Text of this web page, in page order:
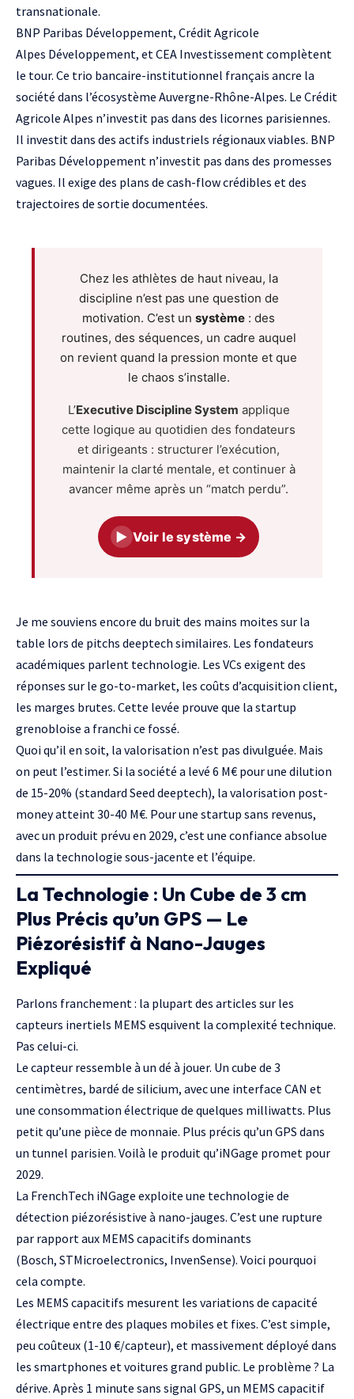
transnationale.
BNP Paribas Développement, Crédit Agricole
Alpes Développement, etCEA Investissement complètent
le tour. Ce trio bancaire-institutionnel français ancre la
société dans l’écosystème Auvergne-Rhône-Alpes. Le Crédit
Agricole Alpes n’investit pas dans des licornes parisiennes.
Il investit dans des actifs industriels régionaux viables. BNP
Paribas Développement n’investit pas dans des promesses
vagues. Il exige des plans de cash-flow crédibles et des
trajectoires de sortie documentées.
Chez les athlètes de haut niveau, la
discipline n’est pas une question de
motivation. C’est un système : des
routines, des séquences, un cadre auquel
on revient quand la pression monte et que
le chaos s’installe.
L’Executive Discipline System applique
cette logique au quotidien des fondateurs
et dirigeants : structurer l’exécution,
maintenir la clarté mentale, et continuer à
avancer même après un “match perdu”.
▶ Voir le système →
Je me souviens encore du bruit des mains moites sur la
table lors de pitchs deeptech similaires. Les fondateurs
académiques parlent technologie. Les VCs exigent des
réponses sur le go-to-market, les coûts d’acquisition client,
les marges brutes. Cette levée prouve que la startup
grenobloise a franchi ce fossé.
Quoi qu’il en soit, la valorisation n’est pas divulguée. Mais
on peut l’estimer. Si la société a levé 6 M€ pour une dilution
de 15-20% (standard Seed deeptech), la valorisation post-
money atteint 30-40 M€. Pour une startup sans revenus,
avec un produit prévu en 2029, c’est une confiance absolue
dans la technologie sous-jacente et l’équipe.
La Technologie : Un Cube de 3 cm
Plus Précis qu’un GPS — Le
Piézorésistif à Nano-Jauges
Expliqué
Parlons franchement : la plupart des articles sur les
capteurs inertiels MEMS esquivent la complexité technique.
Pas celui-ci.
Le capteur ressemble à un dé à jouer. Un cube de 3
centimètres, bardé de silicium, avec une interface CAN et
une consommation électrique de quelques milliwatts. Plus
petit qu’une pièce de monnaie. Plus précis qu’un GPS dans
un tunnel parisien. Voilà le produit qu’iNGage promet pour
2029.
La FrenchTech iNGage exploite une technologie de
détection piézorésistive à nano-jauges. C’est une rupture
par rapport aux MEMS capacitifs dominants
(Bosch, STMicroelectronics, InvenSense). Voici pourquoi
cela compte.
Les MEMS capacitifs mesurent les variations de capacité
électrique entre des plaques mobiles et fixes. C’est simple,
peu coûteux (1-10 €/capteur), et massivement déployé dans
les smartphones et voitures grand public. Le problème ? La
dérive. Après 1 minute sans signal GPS, un MEMS capacitif